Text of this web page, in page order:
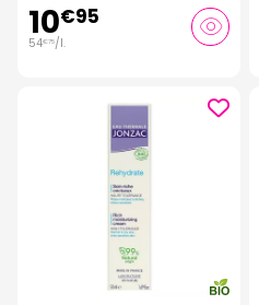
10€95
54€75/l.